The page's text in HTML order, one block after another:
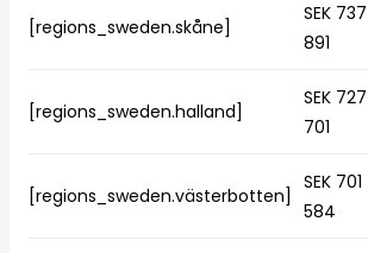
[regions_sweden.skåne]
SEK 737
891
[regions_sweden.halland]
SEK 727
701
[regions_sweden.västerbotten]
SEK 701
584